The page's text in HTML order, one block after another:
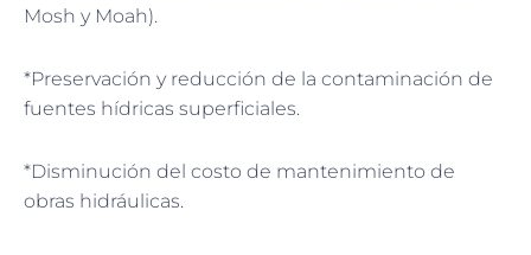
Mosh y Moah).
*Preservación y reducción de la contaminación de
fuentes hídricas superficiales.
*Disminución del costo de mantenimiento de
obras hidráulicas.